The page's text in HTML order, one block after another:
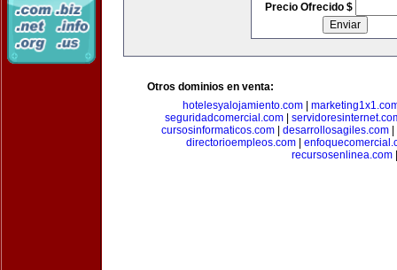
Precio Ofrecido $
Otros dominios en venta:
hotelesyalojamiento.com|
seguridadcomercial.com|
cursosinformaticos.com
desarrollosagiles.com
directorioempleos.com
recursosenlinea.com